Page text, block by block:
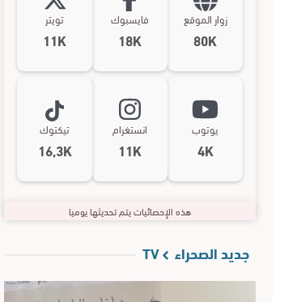
زوار الموقع
80K
فايسبوك
18K
تويتر
11K
يوتوب
4K
انستغرام
11K
تيكتوك
16,3K
هذه الإحصائيات يتم تحديثها يوميا
جديد الصحراء TV